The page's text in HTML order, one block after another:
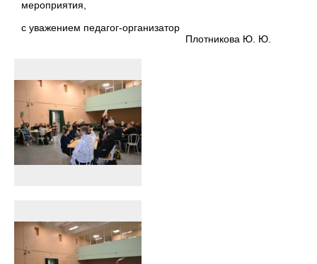
мероприятия,
с уважением педагог-организатор
Плотникова Ю. Ю.